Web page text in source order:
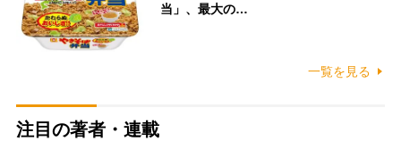
当」、最大の…
一覧を見る
注目の著者・連載